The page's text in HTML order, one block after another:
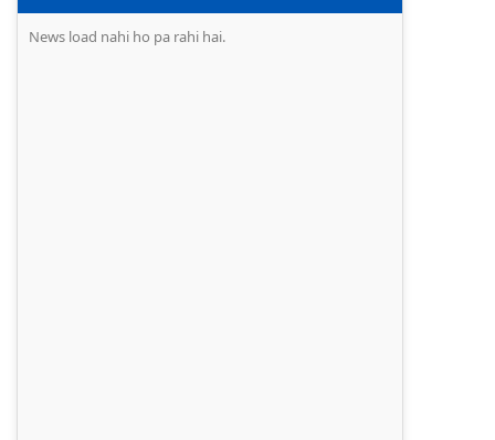
News load nahi ho pa rahi hai.